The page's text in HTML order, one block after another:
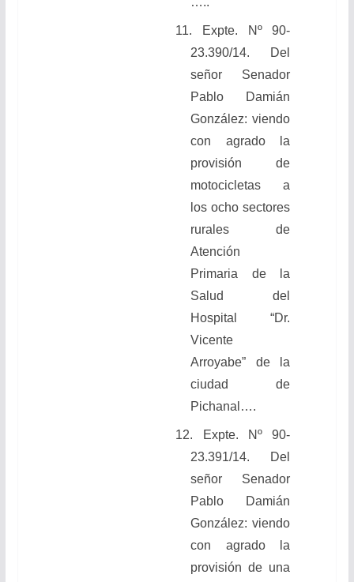
11. Expte. Nº 90-
23.390/14. Del
señor Senador
Pablo Damián
González: viendo
con agrado la
provisión de
motocicletas a
los ocho sectores
rurales de
Atención
Primaria de la
Salud del
Hospital “Dr.
Vicente
Arroyabe” de la
ciudad de
Pichanal….
12. Expte. Nº 90-
23.391/14. Del
señor Senador
Pablo Damián
González: viendo
con agrado la
provisión de una